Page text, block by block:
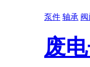
泵件 轴承 阀
废